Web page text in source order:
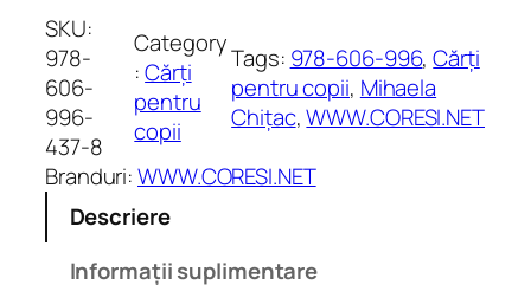
n
t
i
t
a
t
e
SKU:
978-
606-
996-
437-8
Category
:Cărți
pentru
copii
Tags: 978-606-996, Cărți
pentru copii, Mihaela
Chițac, WWW.CORESI.NET
Branduri:WWW.CORESI.NET
Descriere
Informații suplimentare